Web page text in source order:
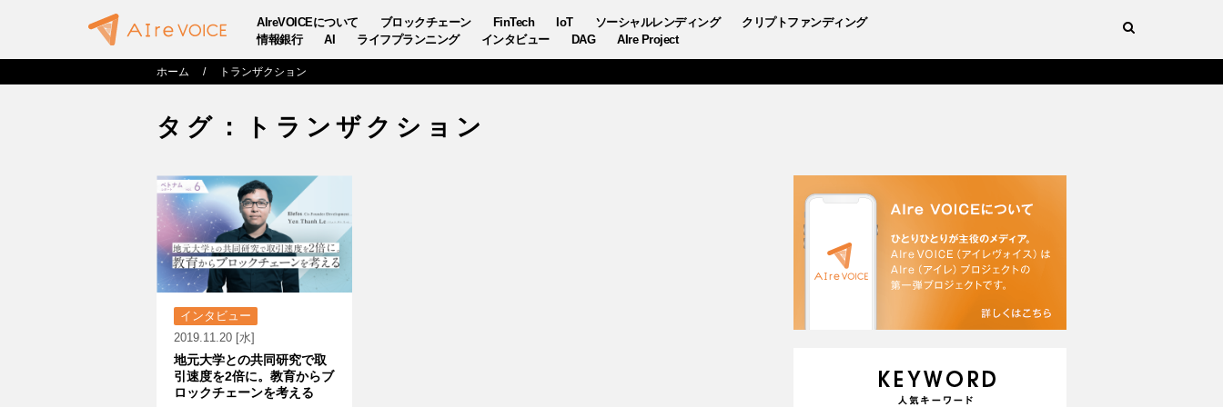
AIreVOICEについて ブロックチェーン FinTech IoT ソーシャルレンディング
クリプトファンディング
情報銀行
AI ライフプランニング インタビュー DAG AIre Project
ホーム トランザクション
タグ：トランザクション
インタビュー
2019.11.20 [水]
地元大学との共同研究で取
引速度を2倍に。教育からブ
ロックチェーンを考える